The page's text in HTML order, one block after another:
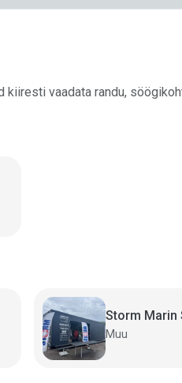
vaadata randu,
Storm Marin
Muu